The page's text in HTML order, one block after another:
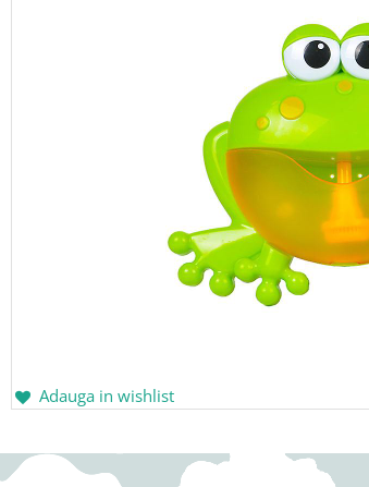
Adauga in wishlist